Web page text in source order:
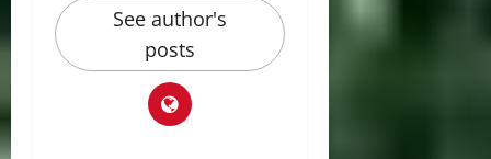
See author's
posts